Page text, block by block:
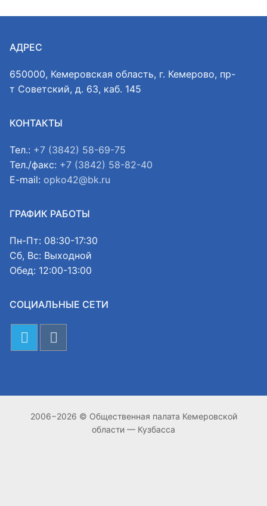
АДРЕС
650000, Кемеровская область, г. Кемерово, пр-
т Советский, д. 63, каб. 145
КОНТАКТЫ
Тел.: +7 (3842) 58-69-75
Тел./факс: +7 (3842) 58-82-40
E-mail: opko42@bk.ru
ГРАФИК РАБОТЫ
Пн-Пт: 08:30-17:30
Сб, Вс: Выходной
Обед: 12:00-13:00
СОЦИАЛЬНЫЕ СЕТИ
2006−2026 © Общественная палата Кемеровской
области — Кузбасса